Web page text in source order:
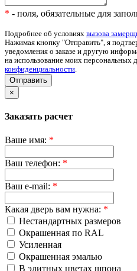
* - поля, обязательные для
Подробнее об условиях вызова
Нажимая кнопку "Отправить", я
уведомления о заказе и другую
на использование моих персональных
конфиденциальности.
Отправить
×
Заказать расчет
Ваше имя: *
Ваш телефон: *
Ваш e-mail: *
Какая дверь вам нужна: *
Нестандартных размеров
Окрашенная по RAL
Усиленная
Окрашенная эмалью
В элитных цветах шпона